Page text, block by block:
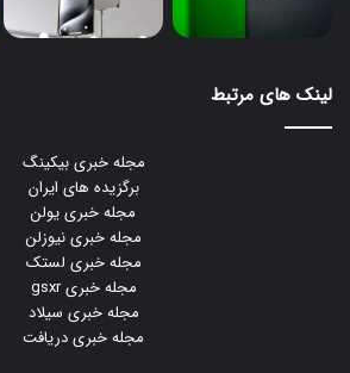
لینک های مرتبط
مجله خبری بیکینگ
برگزیده های ایران
مجله خبری یولن
مجله خبری نیوزلن
مجله خبری لستک
مجله خبری gsxr
مجله خبری سیلاد
مجله خبری دریافت